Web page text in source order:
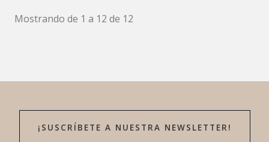
Mostrando de 1 a 12 de 12
¡SUSCRÍBETE A NUESTRA NEWSLETTER!